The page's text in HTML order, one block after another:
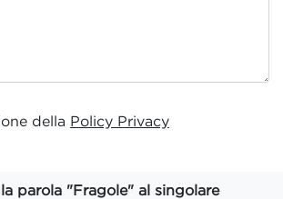
della Policy Privacy
parola "Fragole" al singolare